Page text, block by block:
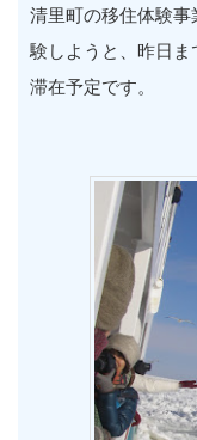
清里町の移住体験
験しようと、昨日
滞在予定です。